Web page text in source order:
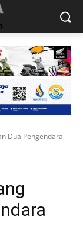
Dua Pengendara